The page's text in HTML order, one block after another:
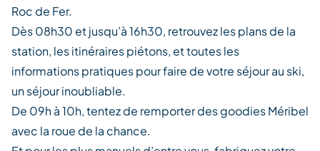
Roc de Fer.
Dès 08h30 et jusqu’à 16h30, retrouvez les plans de la
station, les itinéraires piétons, et toutes les
informations pratiques pour faire de votre séjour au ski,
un séjour inoubliable.
De 09h à 10h, tentez de remporter des goodies Méribel
avec la roue de la chance.